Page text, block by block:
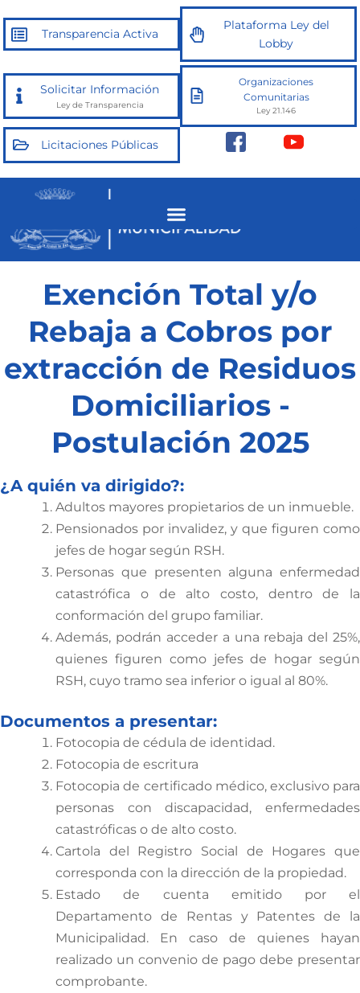
contenido
Transparencia Activa
Plataforma Ley del
Lobby
Solicitar Información
Ley de Transparencia
Organizaciones
Comunitarias
Ley 21.146
Licitaciones Públicas
Exención Total y/o
Rebaja a Cobros por
extracción de Residuos
Domiciliarios -
Postulación 2025
¿A quién va dirigido?:
Adultos mayores propietarios de un inmueble.
Pensionados por invalidez, y que figuren como
jefes de hogar según RSH.
Personas que presenten alguna enfermedad
catastrófica o de alto costo, dentro de la
conformación del grupo familiar.
Además, podrán acceder a una rebaja del 25%,
quienes figuren como jefes de hogar según
RSH, cuyo tramo sea inferior o igual al 80%.
Documentos a presentar:
Fotocopia de cédula de identidad.
Fotocopia de escritura
Fotocopia de certificado médico, exclusivo para
personas con discapacidad, enfermedades
catastróficas o de alto costo.
Cartola del Registro Social de Hogares que
corresponda con la dirección de la propiedad.
Estado de cuenta emitido por el
Departamento de Rentas y Patentes de la
Municipalidad. En caso de quienes hayan
realizado un convenio de pago debe presentar
comprobante.